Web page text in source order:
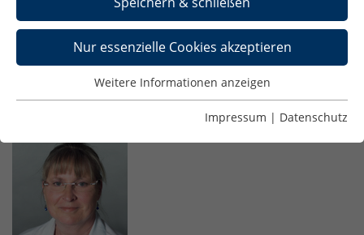
Nur essenzielle Cookies akzeptieren
Weitere Informationen anzeigen
Impressum | Datenschutz
Mitarbeiter:innen der
Fakultät Informatik